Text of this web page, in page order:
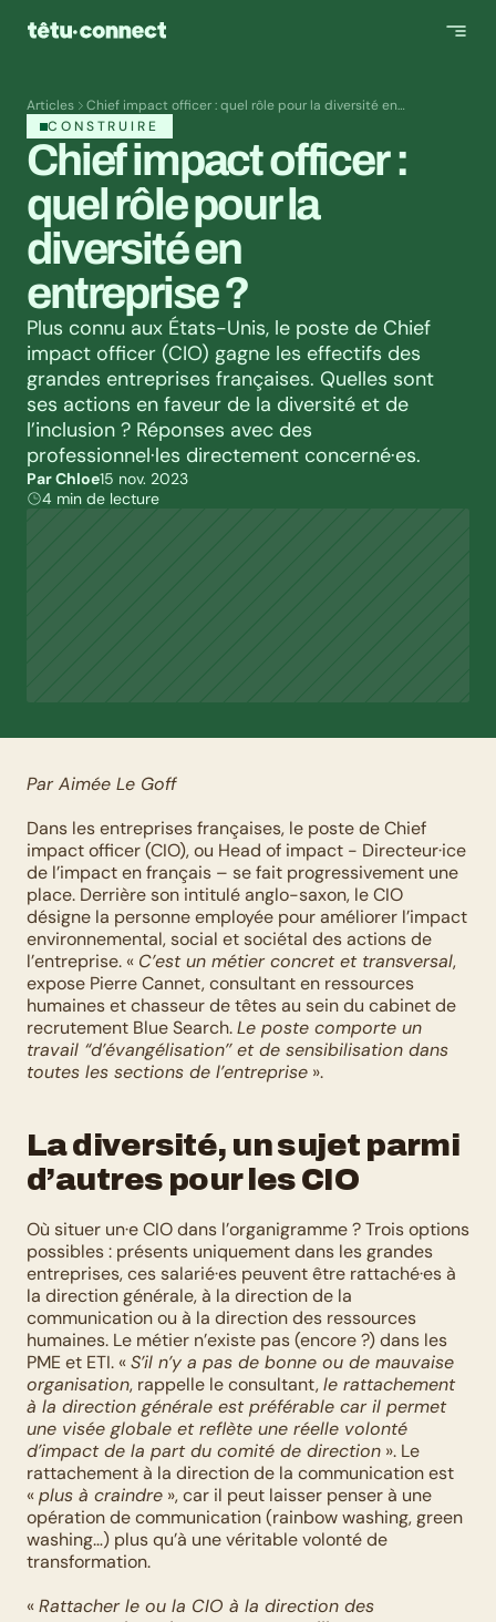
Articles
Chief impact officer : quel rôle pour la diversité en
entreprise ?
CONSTRUIRE
Chief impact officer :
quel rôle pour la
diversité en
entreprise ?
Plus connu aux États-Unis, le poste de Chief
impact officer (CIO) gagne les effectifs des
grandes entreprises françaises. Quelles sont
ses actions en faveur de la diversité et de
l’inclusion ? Réponses avec des
professionnel·les directement concerné·es.
Par Chloe15 nov. 2023
4 min de lecture
Par Aimée Le Goff
Dans les entreprises françaises, le poste de Chief
impact officer (CIO), ou Head of impact - Directeur·ice
de l’impact en français – se fait progressivement une
place. Derrière son intitulé anglo-saxon, le CIO
désigne la personne employée pour améliorer l’impact
environnemental, social et sociétal des actions de
l’entreprise. « C’est un métier concret et transversal,
expose Pierre Cannet, consultant en ressources
humaines et chasseur de têtes au sein du cabinet de
recrutement Blue Search. Le poste comporte un
travail “d’évangélisation’’ et de sensibilisation dans
toutes les sections de l’entreprise ».
La diversité, un sujet parmi
d’autres pour les CIO
Où situer un·e CIO dans l’organigramme ? Trois options
possibles : présents uniquement dans les grandes
entreprises, ces salarié·es peuvent être rattaché·es à
la direction générale, à la direction de la
communication ou à la direction des ressources
humaines. Le métier n’existe pas (encore ?) dans les
PME et ETI. « S’il n’y a pas de bonne ou de mauvaise
organisation, rappelle le consultant, le rattachement
à la direction générale est préférable car il permet
une visée globale et reflète une réelle volonté
d’impact de la part du comité de direction ». Le
rattachement à la direction de la communication est
« plus à craindre », car il peut laisser penser à une
opération de communication (rainbow washing, green
washing…) plus qu’à une véritable volonté de
transformation.
« Rattacher le ou la CIO à la direction des